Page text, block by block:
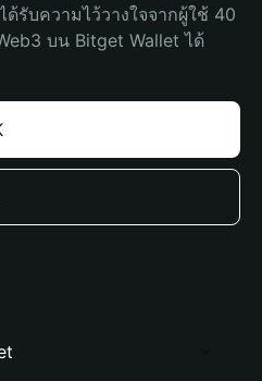
รับความไว้วางใจจากผู้ใช้ 40
บน Bitget Wallet ได้